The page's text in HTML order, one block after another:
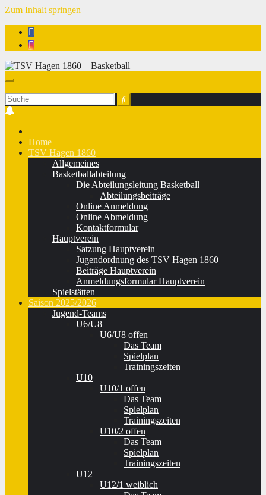
Zum Inhalt springen
Home
TSV Hagen 1860
Allgemeines
Basketballabteilung
Die Abteilungsleitung Basketball
Abteilungsbeiträge
Online Anmeldung
Online Abmeldung
Kontaktformular
Hauptverein
Satzung Hauptverein
Jugendordnung des TSV Hagen 1860
Beiträge Hauptverein
Anmeldungsformular Hauptverein
Spielstätten
Saison 2025/2026
Jugend-Teams
U6/U8
U6/U8 offen
Das Team
Spielplan
Trainingszeiten
U10
U10/1 offen
Das Team
Spielplan
Trainingszeiten
U10/2 offen
Das Team
Spielplan
Trainingszeiten
U12
U12/1 weiblich